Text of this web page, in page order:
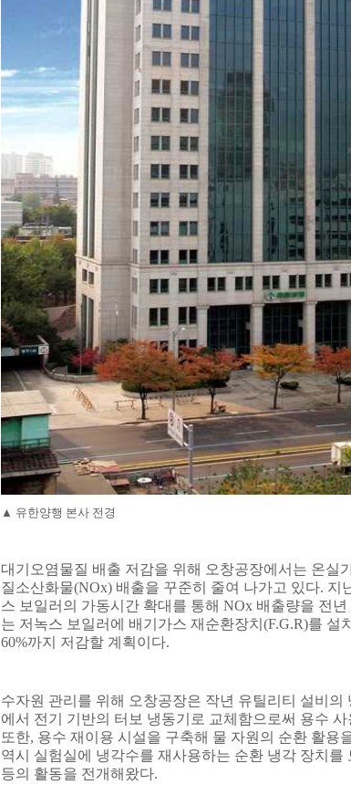
▲ 유한양행 본사 전경
대기오염물질 배출 저감을 위해 오창공장에서는 온실
질소산화물(NOx) 배출을 꾸준히 줄여 나가고 있다. 지
스 보일러의 가동시간 확대를 통해 NOx 배출량을 전년
는 저녹스 보일러에 배기가스 재순환장치 (F.G.R)를 설
60%까지 저감할 계획이다.
수자원 관리를 위해 오창공장은 작년 유틸리티 설비의
에서 전기 기반의 터보 냉동기로 교체함으로써 용수
또한, 용수 재이용 시설을 구축해 물 자원의 순환 활용
역시 실험실에 냉각수를 재사용하는 순환 냉각 장치를
등의 활동을 전개해왔다.